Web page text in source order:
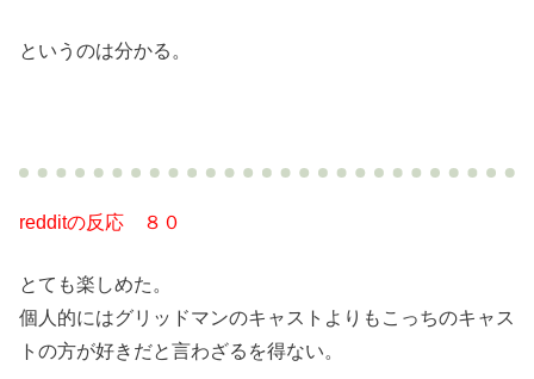
というのは分かる。
redditの反応 ８０
とても楽しめた。
個人的にはグリッドマンのキャストよりもこっちのキャス
トの方が好きだと言わざるを得ない。